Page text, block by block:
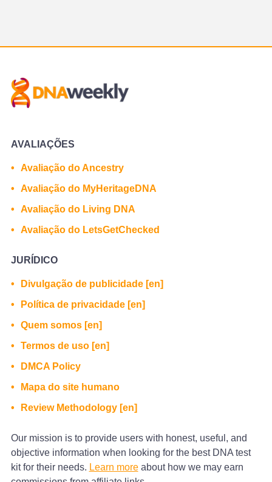
AVALIAÇÕES
Avaliação do Ancestry
Avaliação do MyHeritageDNA
Avaliação do Living DNA
Avaliação do LetsGetChecked
JURÍDICO
Divulgação de publicidade [en]
Política de privacidade [en]
Quem somos [en]
Termos de uso [en]
DMCA Policy
Mapa do site humano
Review Methodology [en]
Our mission is to provide users with honest, useful, and
objective information when looking for the best DNA test
kit for their needs. Learn moreabout how we may earn